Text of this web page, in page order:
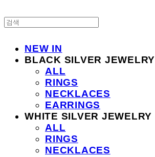
NEW IN
BLACK SILVER JEWELRY
ALL
RINGS
NECKLACES
EARRINGS
WHITE SILVER JEWELRY
ALL
RINGS
NECKLACES